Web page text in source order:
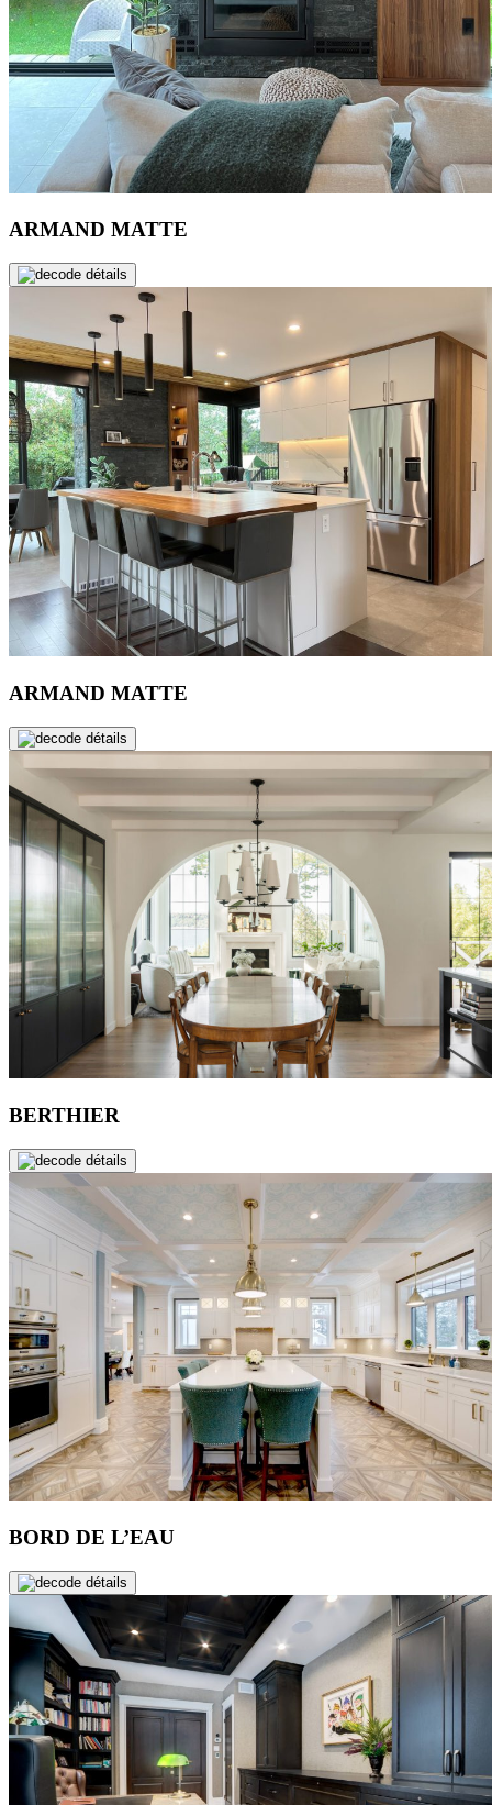
ARMAND MATTE
de détails
ARMAND MATTE
de détails
BERTHIER
de détails
BORD DE L’EAU
de détails